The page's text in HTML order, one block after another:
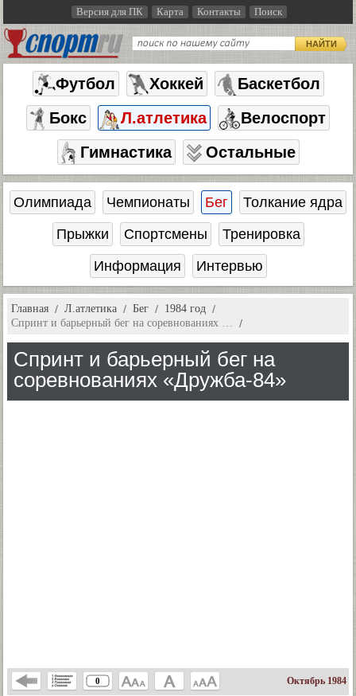
Версия для ПК Карта Контакты Поиск
НАЙТИ
Футбол Хоккей
Баскетбол
Бокс
Л.атлетика
Велоспорт
Гимнастика
Остальные
Олимпиада Чемпионаты Бег
Толкание ядра
Прыжки
Спортсмены
Тренировка
Информация
Интервью
Главная Л.атлетика Бег
1984 год
Спринт и барьерный бег на соревнованиях …
Спринт и барьерный бег на
соревнованиях «Дружба-84»
0 Октябрь 1984